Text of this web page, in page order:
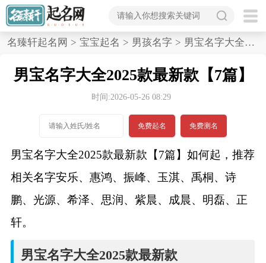
首
宝
名
名臻轩起名网 > 宝宝起名 > 男孩名字 > 男宝名字大全2025款最新款,7篇
男宝名字大全2025款最新款【7篇】
时间:2026-05-26 08:29
免费起名 免费测名
男宝名字大全2025款最新款【7篇】如何起，推荐
相关名字安乐、惠鸿、振峰、玉淇、禹桐、诗
鹏、光源、希泽、思润、紫晨、成晨、明磊、正
轩。
男宝名字大全2025款最新款